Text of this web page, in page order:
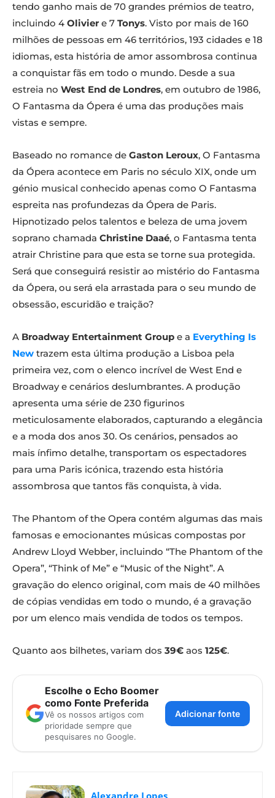
tendo ganho mais de 70 grandes prémios de teatro,
incluindo 4 Olivier e 7 Tonys. Visto por mais de 160
milhões de pessoas em 46 territórios, 193 cidades e 18
idiomas, esta história de amor assombrosa continua
a conquistar fãs em todo o mundo. Desde a sua
estreia no West End de Londres, em outubro de 1986,
O Fantasma da Ópera é uma das produções mais
vistas e sempre.
Baseado no romance de Gaston Leroux, O Fantasma
da Ópera acontece em Paris no século XIX, onde um
génio musical conhecido apenas como O Fantasma
espreita nas profundezas da Ópera de Paris.
Hipnotizado pelos talentos e beleza de uma jovem
soprano chamada Christine Daaé, o Fantasma tenta
atrair Christine para que esta se torne sua protegida.
Será que conseguirá resistir ao mistério do Fantasma
da Ópera, ou será ela arrastada para o seu mundo de
obsessão, escuridão e traição?
A Broadway Entertainment Group e a Everything Is
New trazem esta última produção a Lisboa pela
primeira vez, com o elenco incrível de West End e
Broadway e cenários deslumbrantes. A produção
apresenta uma série de 230 figurinos
meticulosamente elaborados, capturando a elegância
e a moda dos anos 30. Os cenários, pensados ao
mais ínfimo detalhe, transportam os espectadores
para uma Paris icónica, trazendo esta história
assombrosa que tantos fãs conquista, à vida.
The Phantom of the Opera contém algumas das mais
famosas e emocionantes músicas compostas por
Andrew Lloyd Webber, incluindo “The Phantom of the
Opera”, “Think of Me” e “Music of the Night”. A
gravação do elenco original, com mais de 40 milhões
de cópias vendidas em todo o mundo, é a gravação
por um elenco mais vendida de todos os tempos.
Quanto aos bilhetes, variam dos 39€ aos 125€.
Escolhe o Echo Boomer
como Fonte Preferida
Vê os nossos artigos com
prioridade sempre que
pesquisares no Google.
Adicionar fonte